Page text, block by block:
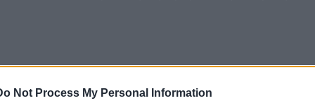
Not Process My Personal Information
κατά 99% σε όλη την Ελλάδα το έτος 1985 με